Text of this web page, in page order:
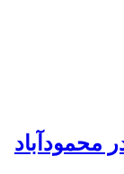
محمودآباد